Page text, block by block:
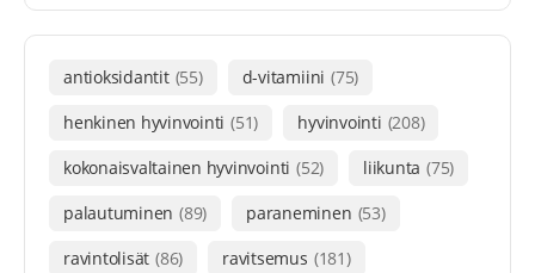
antioksidantit (55) d-vitamiini (75)
henkinen hyvinvointi (51) hyvinvointi (208)
kokonaisvaltainen hyvinvointi (52) liikunta (75)
palautuminen (89) paraneminen (53)
ravintolisät (86) ravitsemus (181)